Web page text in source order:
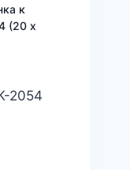
к
(20 x
2054